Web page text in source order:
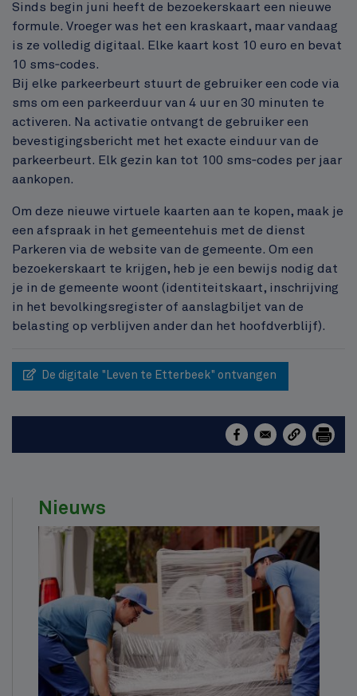
Sinds begin juni heeft de bezoekerskaart een nieuwe
formule. Vroeger was het een kraskaart, maar vandaag
is ze volledig digitaal. Elke kaart kost 10 euro en bevat
10 sms‑codes.
Bij elke parkeerbeurt stuurt de gebruiker een code via
sms om een parkeerduur van 4 uur en 30 minuten te
activeren. Na activatie ontvangt de gebruiker een
bevestigingsbericht met het exacte einduur van de
parkeerbeurt. Elk gezin kan tot 100 sms‑codes per jaar
aankopen.
Om deze nieuwe virtuele kaarten aan te kopen, maak je
een afspraak in het gemeentehuis met de dienst
Parkeren via de website van de gemeente. Om een
bezoekerskaart te krijgen, heb je een bewijs nodig dat
je in de gemeente woont (identiteitskaart, inschrijving
in het bevolkingsregister of aanslagbiljet van de
belasting op verblijven ander dan het hoofdverblijf).
De digitale "Leven te Etterbeek" ontvangen
Nieuws